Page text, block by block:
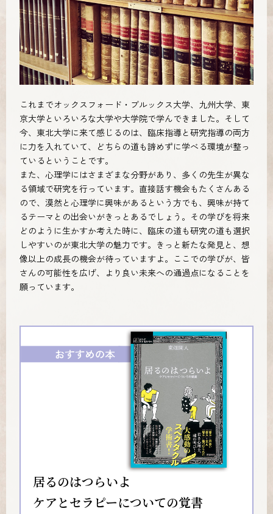
これまでオックスフォード・ブルックス大学、九州大学、東
京大学といろいろな大学や大学院で学んできました。そして
今、東北大学に来て感じるのは、臨床指導と研究指導の両方
に力を入れていて、どちらの道も諦めずに学べる環境が整っ
ているということです。
また、心理学にはさまざまな分野があり、多くの先生が異な
る領域で研究を行っています。直接話す機会もたくさんある
ので、漠然と心理学に興味があるという方でも、興味が持て
るテーマとの出会いがきっとあるでしょう。その学びを将来
どのように生かすか考えた時に、臨床の道も研究の道も選択
しやすいのが東北大学の魅力です。きっと新たな発見と、想
像以上の成長の機会が待っていますよ。ここでの学びが、皆
さんの可能性を広げ、より良い未来への通過点になることを
願っています。
居るのはつらいよ
ケアとセラピーについての覚書